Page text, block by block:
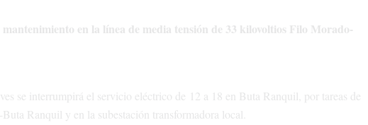
en la línea de media tensión de 33 kilovoltios Filo Morado-
se interrumpirá el servicio eléctrico de 12 a 18 en Buta Ranquil, por tareas de
Ranquil y en la subestación transformadora local.